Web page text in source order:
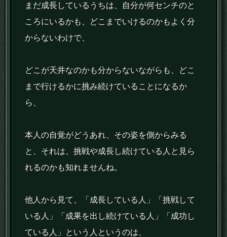
まだ成長しているうちは、自分が何センチのと
ころにいるかも、どこまでいけるのかもよく分
からないわけで、
どこが天井なのかも分からないながらも、どこ
まで行けるかに挑み続けていることになるか
ら、
本人の自覚がどうあれ、その姿を側からみる
と、それは、挑戦や成長し続けている人と見ら
れるのかも知れませんね。
他人から見て、「成長している人」「挑戦して
いる人」「成果を出し続けている人」「成功し
ている人」という人というのは、